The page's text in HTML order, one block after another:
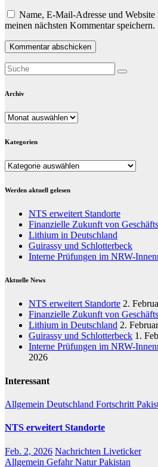
Name, E-Mail-Adresse und
meinen nächsten Kommentar speichern.
Archiv
Archiv
Kategorien
Kategorien
Werden aktuell gelesen
NTS erweitert Standorte
Finanzielle Zukunft von
Lithium in Deutschland
Guirassy und Schlotterbeck
Interne Prüfungen im NRW-
Aktuelle News
NTS erweitert Standorte 2.
Finanzielle Zukunft von
Lithium in Deutschland 2.
Guirassy und Schlotterbeck 1.
Interne Prüfungen im NRW-
2026
Interessant
Allgemein Deutschland Fortschritt
NTS erweitert Standorte
Feb. 2, 2026 Nachrichten Liveticker
Allgemein GefahrNaturPakistan